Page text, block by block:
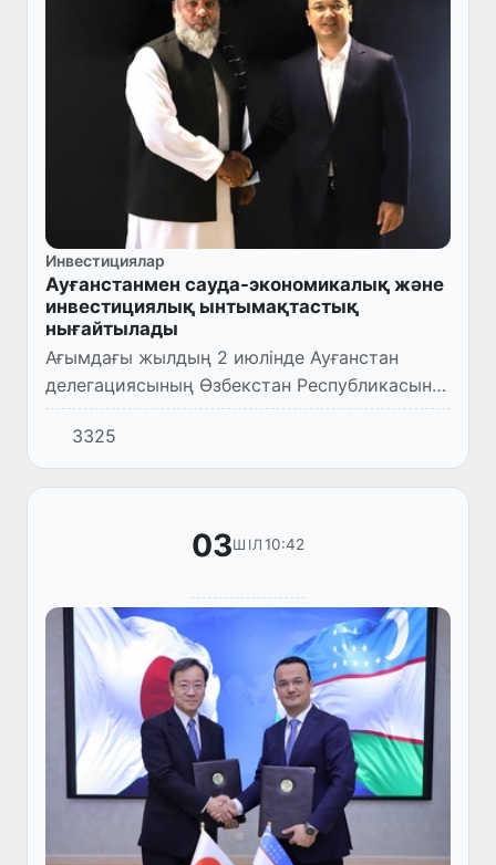
Инвестициялар
Ауғанстанмен сауда-экономикалық және
инвестициялық ынтымақтастық
нығайтылады
Ағымдағы жылдың 2 июлінде Ауғанстан
делегациясының Өзбекстан Республикасына
сапары аясында Инвестициялар, өнеркәсіп
және сауда министрі Лазиз Кудратов
Ауғанстанның Өнеркәсіп және...
3325
03ШІЛ 10:42